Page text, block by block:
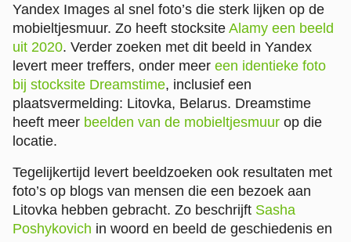
Yandex Images al snel foto’s die sterk lijken op de
mobieltjesmuur. Zo heeft stocksite Alamy een beeld
uit 2020. Verder zoeken met dit beeld in Yandex
levert meer treffers, onder meer een identieke foto
bij stocksite Dreamstime, inclusief een
plaatsvermelding: Litovka, Belarus. Dreamstime
heeft meer beelden van de mobieltjesmuur op die
locatie.
Tegelijkertijd levert beeldzoeken ook resultaten met
foto’s op blogs van mensen die een bezoek aan
Litovka hebben gebracht. Zo beschrijft Sasha
Poshykovich in woord en beeld de geschiedenis en